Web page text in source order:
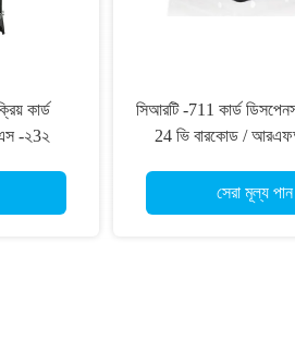
কার্ড
-২3২
সিআরটি -711 কার্ড
24 ভি বারকোড /
সেরা মূল্য পান